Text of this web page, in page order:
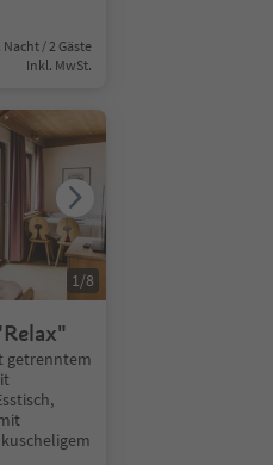
Nacht / 2 Gäste
Inkl. MwSt.
getrenntem
1/8